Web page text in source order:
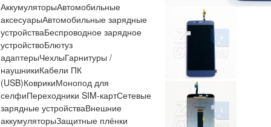
АккумуляторыАвтомобильные
аксесуарыАвтомобильные зарядные
устройстваБеспроводное зарядное
устройствоБлютуз
адаптерыЧехлыГарнитуры /
наушникиКабели ПК
(USB)КоврикиМонопод для
селфиПереходники SIM-картСетевые
зарядные устройстваВнешние
аккумуляторыЗащитные плёнки